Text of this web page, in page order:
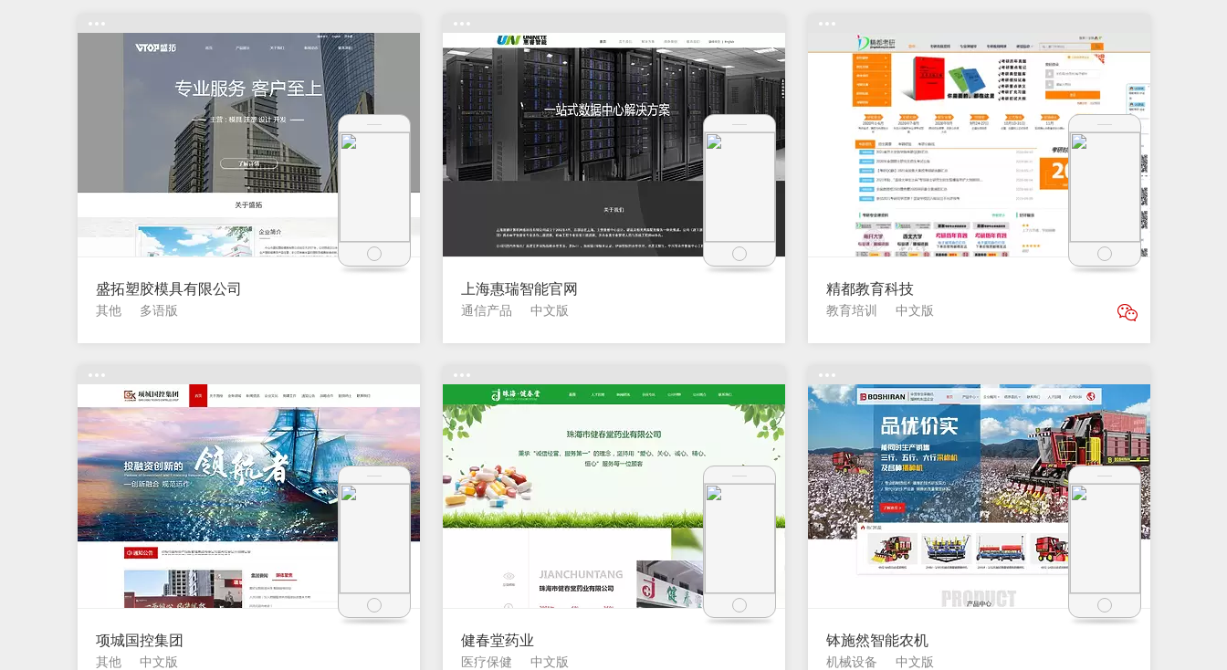
盛拓塑胶模具有限公司
其他 多语版
上海惠瑞智能官网
通信产品 中文版
精都教育科技
教育培训 中文版
项城国控集团
其他 中文版
健春堂药业
医疗保健 中文版
钵施然智能农机
机械设备 中文版